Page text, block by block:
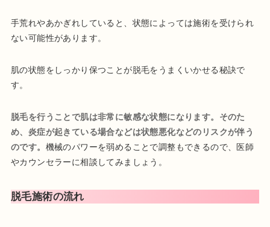
手荒れやあかぎれしていると、状態によっては施術を受けられ
ない可能性があります。
肌の状態をしっかり保つことが脱毛をうまくいかせる秘訣で
す。
脱毛を行うことで肌は非常に敏感な状態になります。そのた
め、炎症が起きている場合などは状態悪化などのリスクが伴う
のです。 機械のパワーを弱めることで調整もできるので、医師
やカウンセラーに相談してみましょう。
脱毛施術の流れ